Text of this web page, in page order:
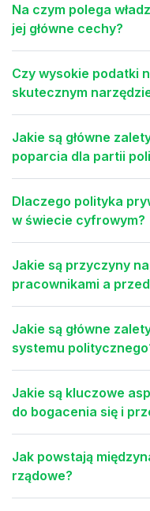
Na czym polega
jej główne cechy?
Czy wysokie podatki
skutecznym
Jakie są główne
poparcia dla partii
Dlaczego polityka
w świecie cyfrowym?
Jakie są przyczyny
pracownikami a
Jakie są główne
systemu
Jakie są kluczowe
do bogacenia się i
Jak powstają
rządowe?